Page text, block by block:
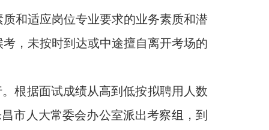
适应岗位专业要求的业务素质和潜
，未按时到达或中途擅自离开考场的
据面试成绩从高到低按拟聘用人数
市人大常委会办公室派出考察组，到